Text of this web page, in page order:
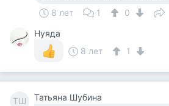
8 лет 1
0
Нуяда
8 лет
1
ТШ Татьяна Шубина